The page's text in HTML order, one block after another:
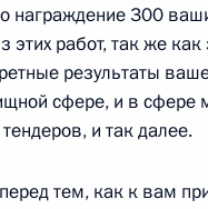
Москва
посмертно
награждение 300
этих работ, так же
результаты
сфере, и в сфере
и так далее.
тем, как к вам